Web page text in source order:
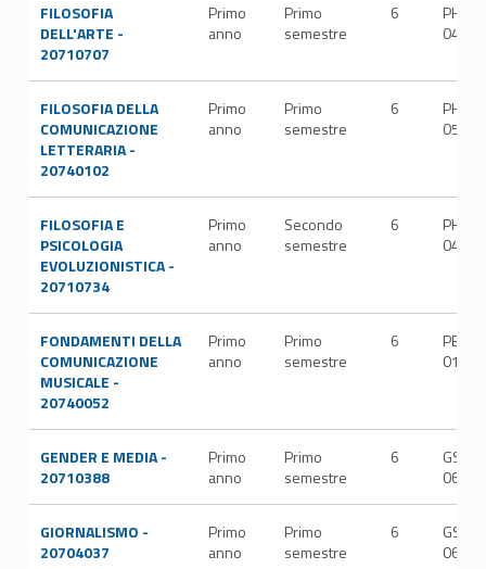
FILOSOFIA
DELL'ARTE -
20710707
Primo
anno
Primo
semestre
6
PHIL-
04/A
FILOSOFIA DELLA
COMUNICAZIONE
LETTERARIA -
20740102
Primo
anno
Primo
semestre
6
PHIL-
05/A
FILOSOFIA E
PSICOLOGIA
EVOLUZIONISTICA -
20710734
Primo
anno
Secondo
semestre
6
PHIL-
04/B
FONDAMENTI DELLA
COMUNICAZIONE
MUSICALE -
20740052
Primo
anno
Primo
semestre
6
01/C
GENDER E MEDIA -
20710388
Primo
anno
Primo
semestre
6
GSPS-
06/A
GIORNALISMO -
20704037
Primo
anno
Primo
semestre
6
GSPS-
06/A